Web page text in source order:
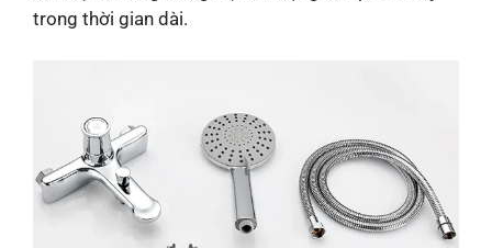
trong thời gian dài.